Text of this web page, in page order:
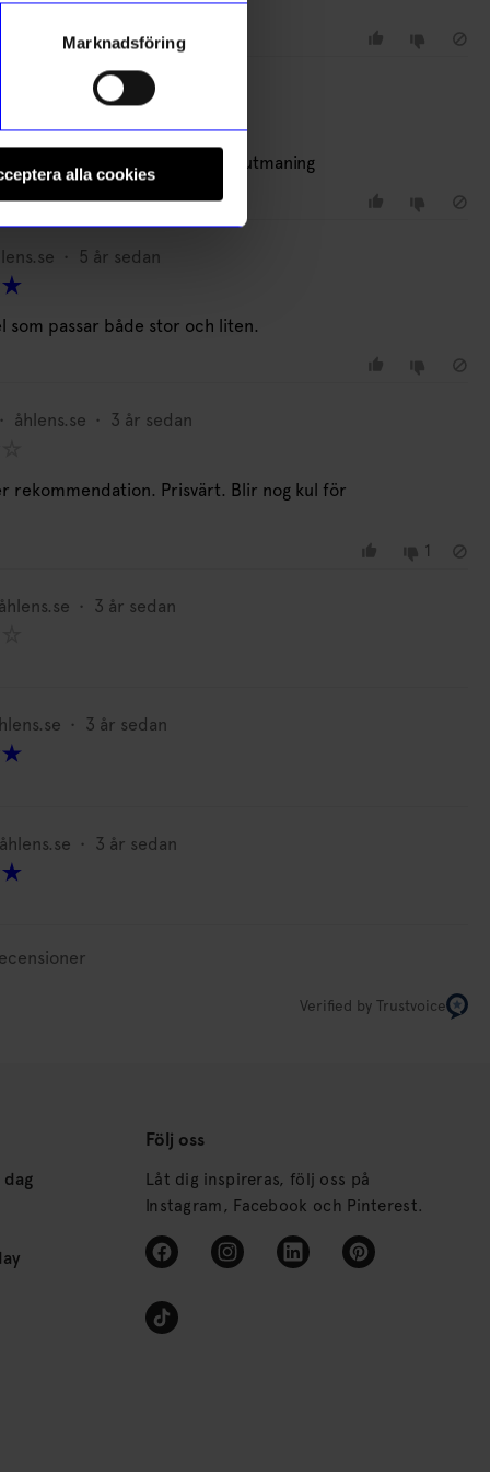
Marknadsföring
alla cookies
• 3 år sedan
som vuxen är detta spel ingen utmaning
• 5 år sedan
som passar både stor och liten.
• åhlens.se • 3 år sedan
rekommendation. Prisvärt. Blir nog kul för
1
åhlens.se • 3 år sedan
• 3 år sedan
åhlens.se • 3 år sedan
Verified by Trustvoice
Följ oss
Låt dig inspireras, följ oss på
Instagram, Facebook och Pinterest.